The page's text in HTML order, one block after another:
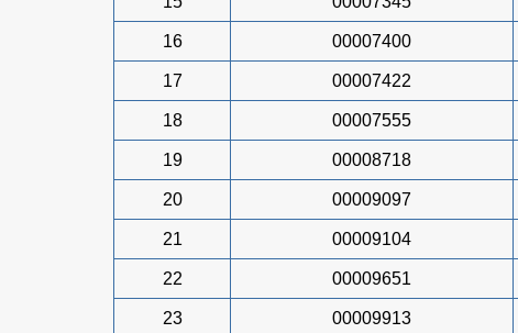
16 00007400
17 00007422
18 00007555
19 00008718
20 00009097
21 00009104
22 00009651
23 00009913